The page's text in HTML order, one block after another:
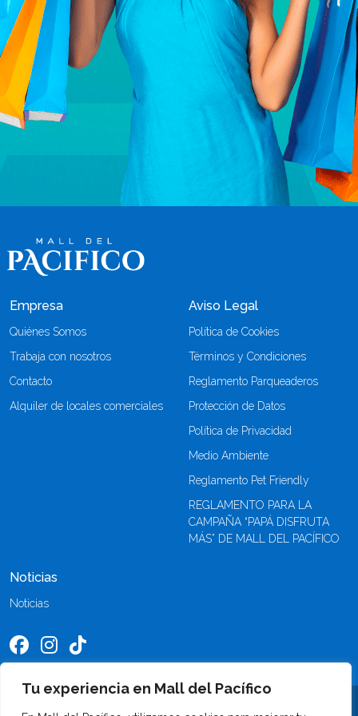
Tu experiencia en Mall del Pacífico
Empresa
Quiénes Somos
Trabaja con nosotros
Contacto
Alquiler de locales comerciales
Aviso Legal
Política de Cookies
Términos y Condiciones
Reglamento Parqueaderos
Protección de Datos
Política de Privacidad
Medio Ambiente
Reglamento Pet Friendly
REGLAMENTO PARA LA
CAMPAÑA “PAPÁ DISFRUTA
MÁS” DE MALL DEL PACÍFICO
Noticias
Noticias
©2026 Mall del Pacífico. Todos los derechos reservados